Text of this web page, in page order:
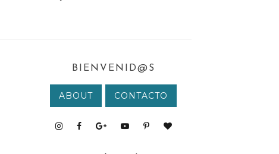
BIENVENID@S
ABOUT CONTACTO